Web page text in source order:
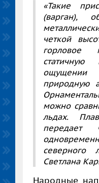
«Такие
(варган),
четкой
горловое
природную
можно
льдах.
передает
северного
Светлана
Народные